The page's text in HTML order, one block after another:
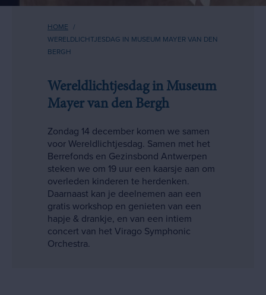
Kruimelpad
HOME
WERELDLICHTJESDAG IN MUSEUM MAYER VAN DEN
BERGH
Wereldlichtjesdag in Museum
Mayer van den Bergh
Zondag 14 december komen we samen
voor Wereldlichtjesdag. Samen met het
Berrefonds en Gezinsbond Antwerpen
steken we om 19 uur een kaarsje aan om
overleden kinderen te herdenken.
Daarnaast kan je deelnemen aan een
gratis workshop en genieten van een
hapje & drankje, en van een intiem
concert van het Virago Symphonic
Orchestra.